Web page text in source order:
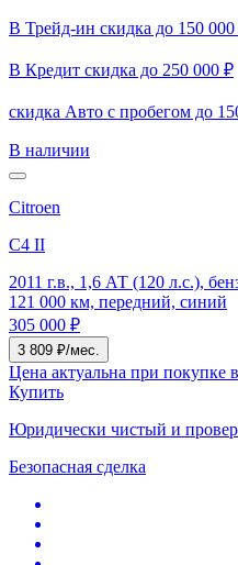
В Трейд-ин скидка до 150
В Кредит скидка до 250 000 ₽
скидка Авто с пробегом до
В наличии
Citroen
C4 II
2011 г.в., 1,6 АТ (120 л.с.),
121 000 км, передний, синий
305 000 ₽
3 809 ₽/мес.
Цена актуальна при покупке
Купить
Юридически чистый и
Безопасная сделка